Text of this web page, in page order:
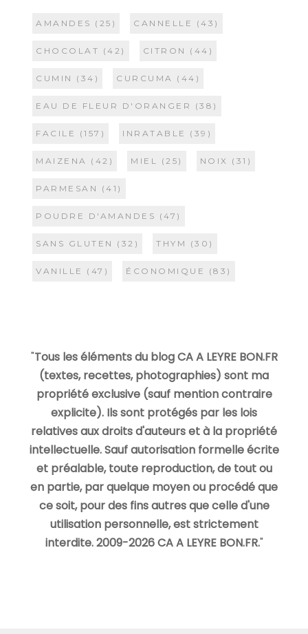
AMANDES (25) CANNELLE (43)
CHOCOLAT (42) CITRON (44)
CUMIN (34) CURCUMA (44)
EAU DE FLEUR D'ORANGER (38)
FACILE (157) INRATABLE (39)
MAIZENA (42) MIEL (25) NOIX (31)
PARMESAN (41)
POUDRE D'AMANDES (47)
SANS GLUTEN (32) THYM (30)
VANILLE (47) ÉCONOMIQUE (83)
"Tous les éléments du blog CA A LEYRE BON.FR
(textes, recettes, photographies) sont ma
propriété exclusive (sauf mention contraire
explicite). Ils sont protégés par les lois
relatives aux droits d'auteurs et à la propriété
intellectuelle. Sauf autorisation formelle écrite
et préalable, toute reproduction, de tout ou
en partie, par quelque moyen ou procédé que
ce soit, pour des fins autres que celle d'une
utilisation personnelle, est strictement
interdite. 2009-2026 CA A LEYRE BON.FR."